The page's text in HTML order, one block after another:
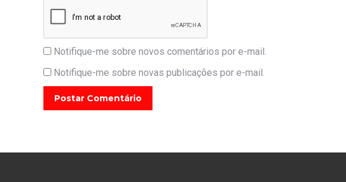
Notifique-me sobre novos comentários por e-mail.
Notifique-me sobre novas publicações por e-mail.
Postar Comentário